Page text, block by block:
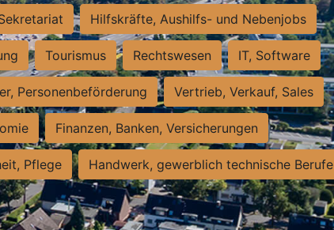
Hilfskräfte, Aushilfs- und Nebenjobs
Tourismus Rechtswesen IT, Software
Personenbeförderung Vertrieb, Verkauf, Sales
Finanzen, Banken, Versicherungen
Pflege Handwerk, gewerblich technische Berufe